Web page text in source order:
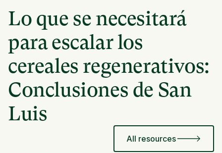
Lo que se necesitará
para escalar los
cereales regenerativos:
Conclusiones de San
Luis
All resources